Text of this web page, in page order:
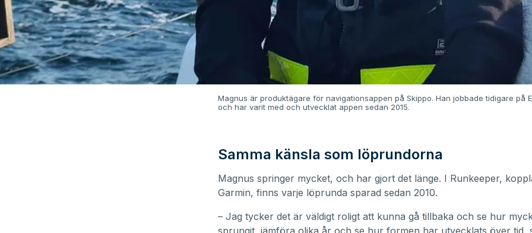
Magnus är produktägare för navigationsappen på Skippo. Han jobbade tidigare på
och har varit med och utvecklat appen sedan 2015.
Samma känsla som löprundorna
Magnus springer mycket, och har gjort det länge. I Runkeeper,
Garmin, finns varje löprunda sparad sedan 2010.
– Jag tycker det är väldigt roligt att kunna gå tillbaka och se hur
sprungit, jämföra olika år och se hur formen har utvecklats över tid,